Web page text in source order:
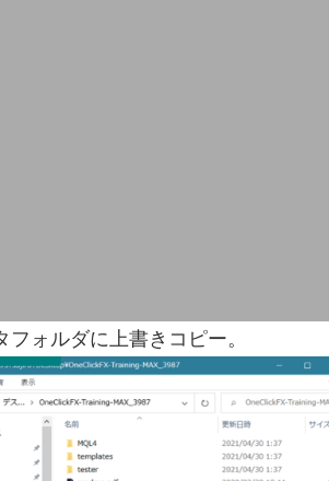
ォルダに上書きコピー。